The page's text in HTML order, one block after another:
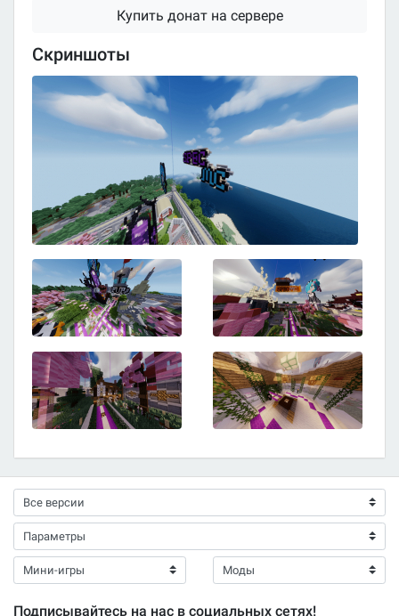
Купить донат на сервере
Скриншоты
Подписывайтесь на нас в социальных сетях!